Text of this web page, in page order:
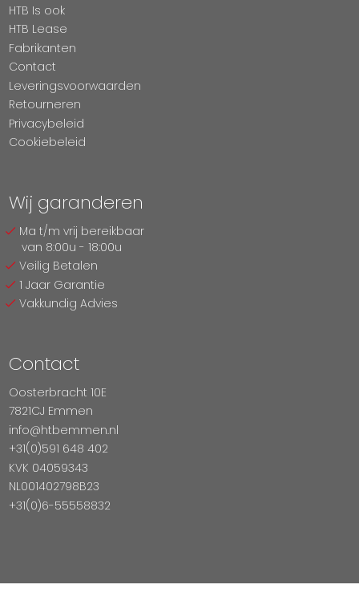
HTB Is ook
HTB Lease
Fabrikanten
Contact
Leveringsvoorwaarden
Retourneren
Privacybeleid
Cookiebeleid
Wij garanderen
Ma t/m vrij bereikbaar
van 8:00u - 18:00u
Veilig Betalen
1 Jaar Garantie
Vakkundig Advies
Contact
Oosterbracht 10E
7821CJ Emmen
info@htbemmen.nl
+31(0)591 648 402
KVK 04059343
NL001402798B23
+31(0)6-55558832